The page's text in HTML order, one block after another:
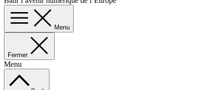
Menu
Fermer
Menu